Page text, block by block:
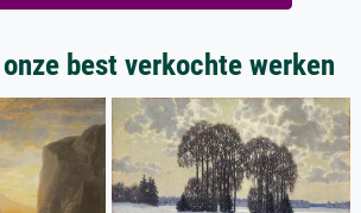
best verkochte werken